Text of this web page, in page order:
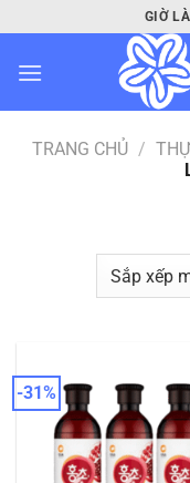
qua
nội
GIỜ
TRANG CHỦ /
-31%